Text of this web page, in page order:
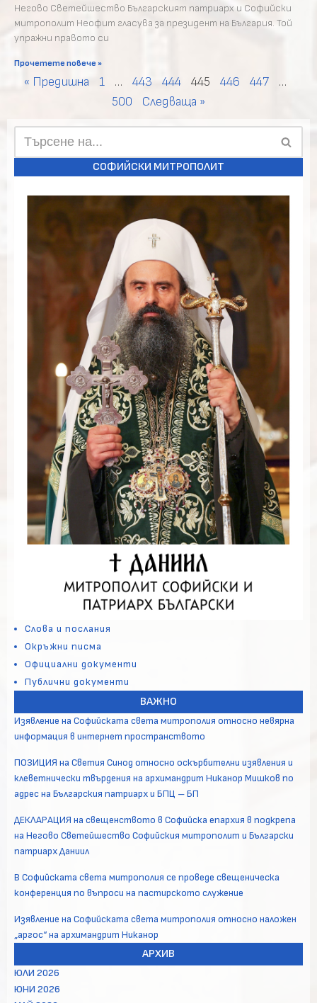
Негово Светейшество Българският патриарх и Софийски
митрополит Неофит гласува за президент на България. Той
упражни правото си
Прочетете повече »
« Предишна 1 … 443 444 445 446 447
…
500
Следваща »
СОФИЙСКИ МИТРОПОЛИТ
Слова и послания
Окръжни писма
Официални документи
Публични документи
ВАЖНО
Изявление на Софийската света митрополия относно невярна
информация в интернет пространството
ПОЗИЦИЯ на Светия Синод относно оскърбителни изявления и
клеветнически твърдения на архимандрит Никанор Мишков по
адрес на Българския патриарх и БПЦ – БП
ДЕКЛАРАЦИЯ на свещенството в Софийска епархия в подкрепа
на Негово Светейшество Софийския митрополит и Български
патриарх Даниил
В Софийската света митрополия се проведе свещеническа
конференция по въпроси на пастирското служение
Изявление на Софийската света митрополия относно наложен
„аргос“ на архимандрит Никанор
АРХИВ
ЮЛИ 2026
ЮНИ 2026